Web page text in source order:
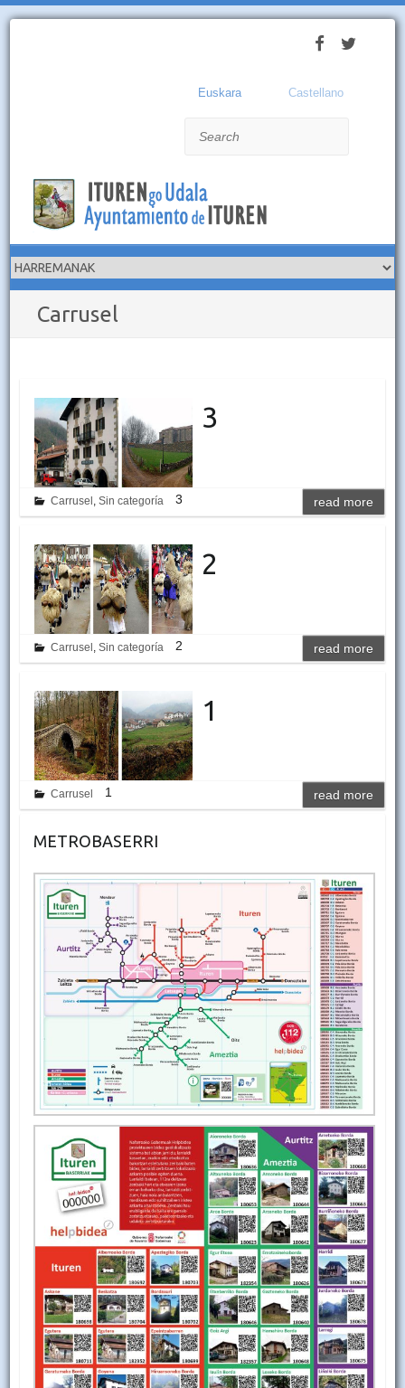
Euskara Castellano
Carrusel
3
Carrusel ,Sin categoría 3 read more
2
Carrusel ,Sin categoría 2 read more
1
Carrusel 1 read more
METROBASERRI